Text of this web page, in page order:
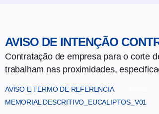
AVISO DE INTENÇÃO
Contratação de empresa para o corte
trabalham nas proximidades,
AVISO E TERMO DE REFERENCIA
MEMORIAL DESCRITIVO_EUCALIPTOS_V01